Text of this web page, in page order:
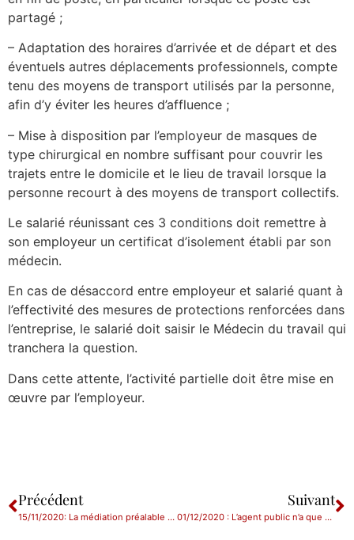
partagé ;
– Adaptation des horaires d’arrivée et de départ et des
éventuels autres déplacements professionnels, compte
tenu des moyens de transport utilisés par la personne,
afin d’y éviter les heures d’affluence ;
– Mise à disposition par l’employeur de masques de
type chirurgical en nombre suffisant pour couvrir les
trajets entre le domicile et le lieu de travail lorsque la
personne recourt à des moyens de transport collectifs.
Le salarié réunissant ces 3 conditions doit remettre à
son employeur un certificat d’isolement établi par son
médecin.
En cas de désaccord entre employeur et salarié quant à
l’effectivité des mesures de protections renforcées dans
l’entreprise, le salarié doit saisir le Médecin du travail qui
tranchera la question.
Dans cette attente, l’activité partielle doit être mise en
œuvre par l’employeur.
Précédent
15/11/2020: La médiation préalable n’est pas obligatoire pour l’agent public agissant à titre indemnitaire
Suivant
01/12/2020 : L’agent public n’a que deux mois après l’échéance de son CDD en cours pour solliciter un CDI s’il estime remplir les conditions